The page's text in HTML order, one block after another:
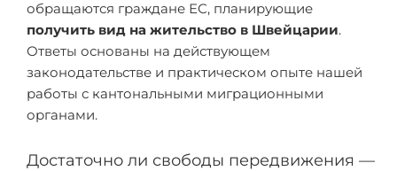
обращаются граждане ЕС, планирующие
получить вид на жительство в Швейцарии.
Ответы основаны на действующем
законодательстве и практическом опыте нашей
работы с кантональными миграционными
органами.
Достаточно ли свободы передвижения —